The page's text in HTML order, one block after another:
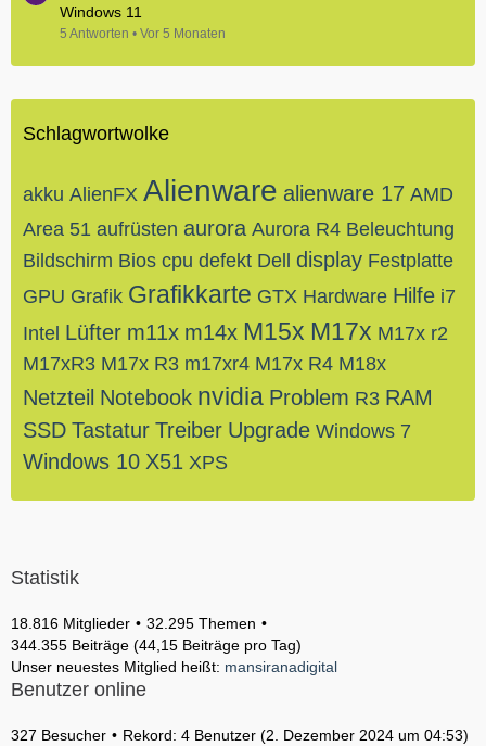
Windows 11
5 Antworten Vor 5 Monaten
Schlagwortwolke
akku AlienFX Alienware alienware 17 AMD
Area 51 aufrüsten aurora Aurora R4 Beleuchtung
Bildschirm Bios cpu defekt Dell display Festplatte
GPU Grafik Grafikkarte GTX Hardware Hilfe i7
Intel Lüfter m11x m14x M15x M17x M17x r2
M17xR3 M17x R3 m17xr4 M17x R4 M18x
Netzteil Notebook nvidia Problem R3 RAM
SSD Tastatur Treiber Upgrade Windows 7
Windows 10 X51 XPS
Statistik
18.816 Mitglieder
32.295 Themen
344.355 Beiträge (44,15 Beiträge pro Tag)
Unser neuestes Mitglied heißt: mansiranadigital
Benutzer online
327 Besucher Rekord: 4 Benutzer (2. Dezember 2024 um 04:53)